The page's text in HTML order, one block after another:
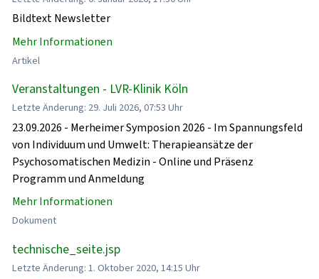
Bildtext Newsletter
Mehr Informationen
Artikel
Veranstaltungen - LVR-Klinik Köln
Letzte Änderung: 29. Juli 2026, 07:53 Uhr
23.09.2026 - Merheimer Symposion 2026 - Im Spannungsfeld
von Individuum und Umwelt: Therapieansätze der
Psychosomatischen Medizin - Online und Präsenz
Programm und Anmeldung
Mehr Informationen
Dokument
technische_seite.jsp
Letzte Änderung: 1. Oktober 2020, 14:15 Uhr